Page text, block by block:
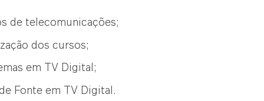
de telecomunicações;
dos cursos;
em TV Digital;
Fonte em TV Digital.